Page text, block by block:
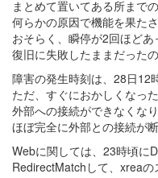
まとめて置いてある所まで
何らかの原因で機能を果た
おそらく、瞬停が2回ほど
復旧に失敗したままだった
障害の発生時刻は、28日12
ただ、すぐにおかしくなっ
外部への接続ができなくな
ほぼ完全に外部との接続が
Webに関しては、23時頃に
RedirectMatchして、xreaの